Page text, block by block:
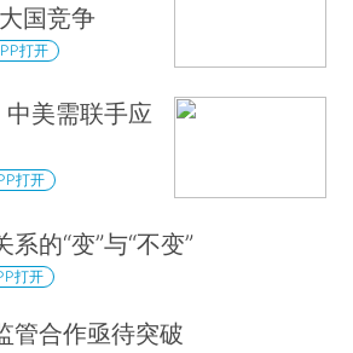
国竞争
打开
美需联手应
打开
的“变”与“不变”
打开
管合作亟待突破